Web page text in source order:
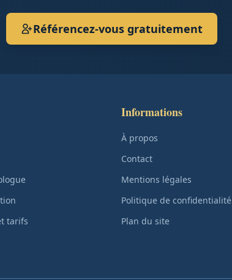
Référencez-vous gratuitement
tarifs
Informations
À propos
Contact
Mentions légales
Politique de confidentialité
Plan du site